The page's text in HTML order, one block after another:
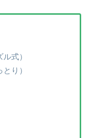
式）
り）